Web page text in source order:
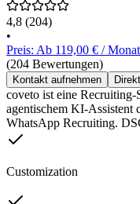
4,8 (204)
•
Preis: Ab 119,00 € / Monat
(204 Bewertungen)
Kontakt aufnehmen
coveto ist eine
agentischem KI-
WhatsApp Recruiting.
Customization